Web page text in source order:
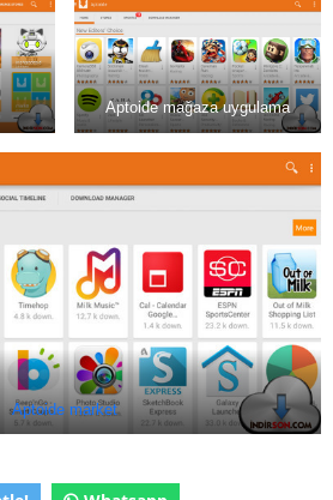
Aptoide mağaza uygulama
Aptoide market